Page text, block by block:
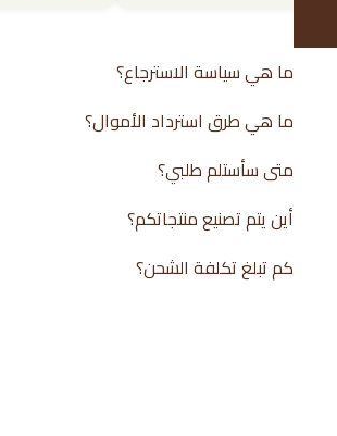
ما هي سياسة الاسترجاع؟
ما هي طرق استرداد الأموال؟
متى سأستلم طلبي؟
أين يتم تصنيع منتجاتكم؟
كم تبلغ تكلفة الشحن؟